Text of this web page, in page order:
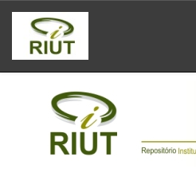
Skip
navigation